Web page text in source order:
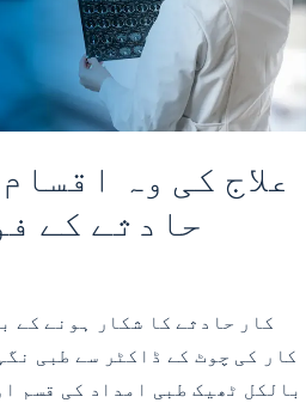
علاج کی وہ
حادثے کے
کار حادثے کا شکار ہونے کے
کار کی چوٹ کے ڈاکٹر سے طبی
بالکل ٹھیک طبی امداد کی قسم